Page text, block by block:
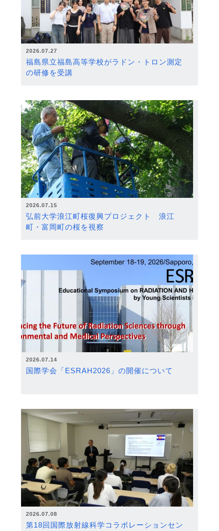
2026.07.27
福島県立福島高等学校がラドン・トロン測定
の研修を受講
2026.07.15
弘前大学浪江町桜復興プロジェクト 浪江
町・富岡町の桜を視察
2026.07.14
国際学会「ESRAH2026」の開催について
2026.07.08
第18回国際放射線科学コラボレーションセン